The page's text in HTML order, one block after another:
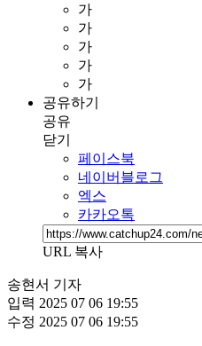
가
가
가
가
가
공유하기
공유
닫기
페이스북
네이버블로그
엑스
카카오톡
URL 복사
송현서 기자
입력 2025 07 06 19:55
수정 2025 07 06 19:55